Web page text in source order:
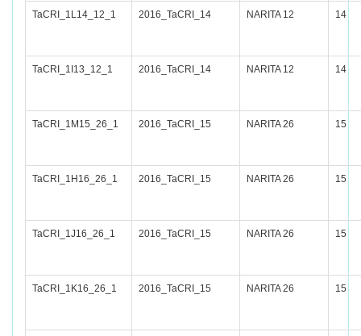
TaCRI_1L14_12_1 2016_TaCRI_14 NARITA 12 14
TaCRI_1I13_12_1 2016_TaCRI_14 NARITA 12 14
TaCRI_1M15_26_1 2016_TaCRI_15 NARITA 26 15
TaCRI_1H16_26_1 2016_TaCRI_15 NARITA 26 15
TaCRI_1J16_26_1 2016_TaCRI_15 NARITA 26 15
TaCRI_1K16_26_1 2016_TaCRI_15 NARITA 26 15